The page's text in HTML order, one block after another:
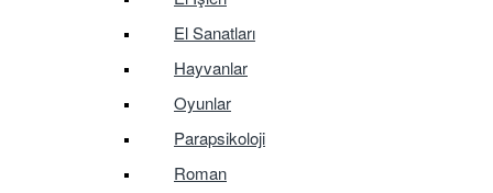
El Sanatları
Hayvanlar
Oyunlar
Parapsikoloji
Roman